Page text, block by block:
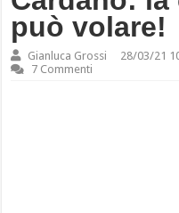
può volare!
Gianluca Grossi 28/03/21
7 Commenti